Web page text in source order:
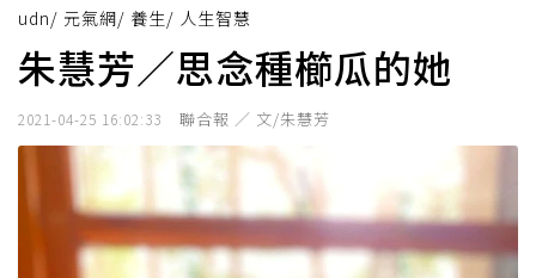
udn/ 元氣網/ 養生/ 人生智慧
朱慧芳／思念種櫛瓜的她
2021-04-25 16:02:33 聯合報 ／ 文/朱慧芳